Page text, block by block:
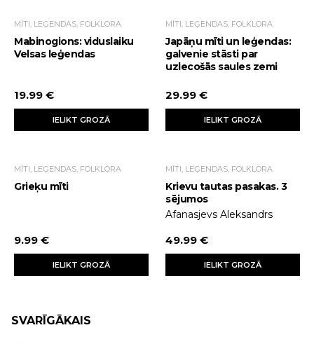
MĪTI, LEĢENDAS, FOLKLORA
Mabinogions: viduslaiku
Velsas leģendas
19.99 €
IELIKT GROZĀ
MĪTI, LEĢENDAS, FOLKLORA
Japāņu mīti un leģendas:
galvenie stāsti par
uzlecošās saules zemi
29.99 €
IELIKT GROZĀ
MĪTI, LEĢENDAS, FOLKLORA
Grieķu mīti
9.99 €
IELIKT GROZĀ
MĪTI, LEĢENDAS, FOLKLORA
Krievu tautas pasakas. 3
sējumos
Afanasjevs Aleksandrs
49.99 €
IELIKT GROZĀ
SVARĪGĀKAIS